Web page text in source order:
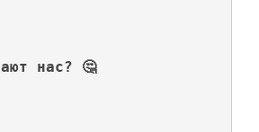
нас? 🤔